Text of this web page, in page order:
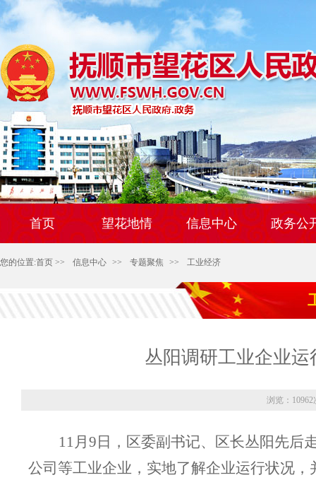
首页 望花地情 信息中心 政务公
您的位置:首页 >> 信息中心 >> 专题聚焦 >> 工业经济
丛阳调研工业企业
浏览：10962
11月9日， 区委副书记、 区长丛阳先后
公司 等工业企业 ，实地了解企业运行状况 ，